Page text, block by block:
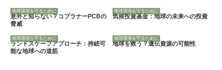
地球環境を守るために
意外と知らない？コプラナーPCBの
脅威
地球環境を守るために
気候投資基金：地球の未来への投資
地球環境を守るために
ランドスケープアプローチ：持続可
能な地球への道筋
地球環境を守るために
地球を救う？遺伝資源の可能性